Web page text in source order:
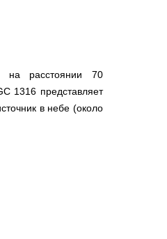
на расстоянии 70
1316 представляет
в небе (около